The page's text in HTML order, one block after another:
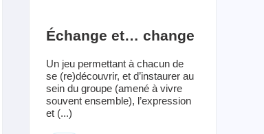
Échange et… change
Un jeu permettant à chacun de
se (re)découvrir, et d’instaurer au
sein du groupe (amené à vivre
souvent ensemble), l’expression
et (...)